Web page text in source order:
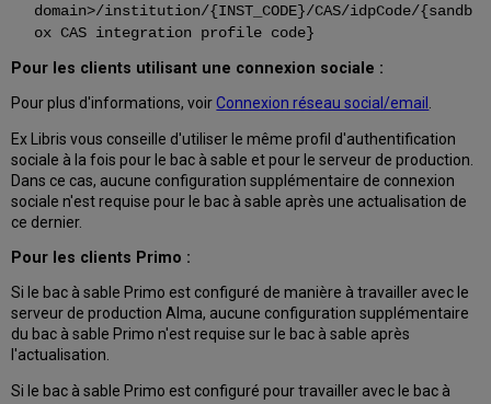
domain>/institution/{INST_CODE}/CAS/idpCode/{sandb
ox CAS integration profile code}
Pour les clients utilisant une connexion sociale :
Pour plus d'informations, voirConnexion réseau social/email
Ex Libris vous conseille d'utiliser le même profil d'authentification
sociale à la fois pour le bac à sable et pour le serveur de production.
Dans ce cas, aucune configuration supplémentaire de connexion
sociale n'est requise pour le bac à sable après une actualisation de
ce dernier.
Pour les clients Primo :
Si le bac à sable Primo est configuré de manière à travailler avec le
serveur de production Alma, aucune configuration supplémentaire
du bac à sable Primo n'est requise sur le bac à sable après
l'actualisation.
Si le bac à sable Primo est configuré pour travailler avec le bac à